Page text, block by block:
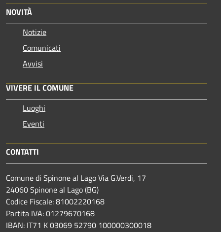
NOVITÀ
Notizie
Comunicati
Avvisi
VIVERE IL COMUNE
Luoghi
Eventi
CONTATTI
Comune di Spinone al Lago Via G.Verdi, 17
24060 Spinone al Lago (BG)
Codice Fiscale: 81002220168
Partita IVA: 01279670168
IBAN: IT71 K 03069 52790 100000300018